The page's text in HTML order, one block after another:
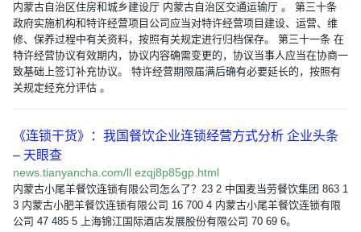
内蒙古自治区住房和城乡建设厅 内蒙古自治区交通运输厅 。 第三十条
政府实施机构和特许经营项目公司应当对特许经营项目建设、运营、维
修、保养过程中有关资料，按照有关规定进行归档保存。 第三十一条 在
特许经营协议有效期内，协议内容确需变更的，协议当事人应当在协商一
致基础上签订补充协议。 特许经营期限届满后确有必要延长的，按照有
关规定经充分评估 。
《连锁干货》：我国餐饮企业连锁经营方式分析 企业头条
– 天眼查
news.tianyancha.com/ll ezqj8p85gp.html
内蒙古小尾羊餐饮连锁有限公司怎么了？23 2 中国麦当劳餐饮集团 863 1
3 内蒙古小肥羊餐饮连锁有限公司 16 700 4 内蒙古小尾羊餐饮连锁有限
公司 47 485 5 上海锦江国际酒店发展股份有限公司 70 69 6。